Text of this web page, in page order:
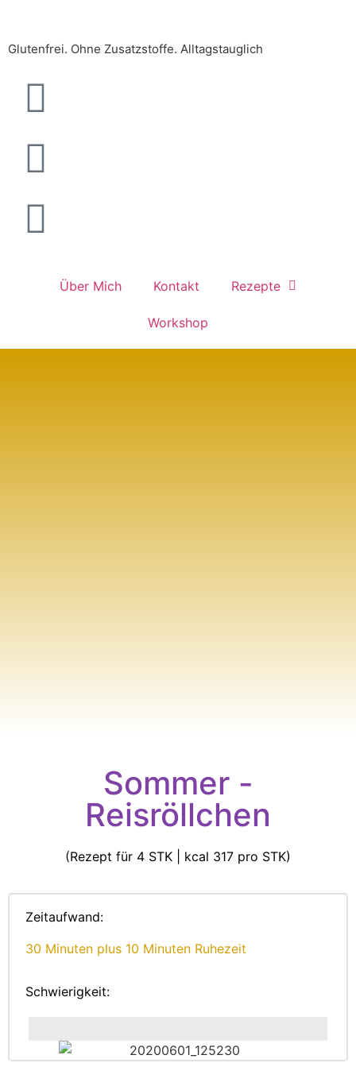
Glutenfrei. Ohne Zusatzstoffe. Alltagstauglich
Über Mich Kontakt Rezepte
Workshop
Sommer -
Reisröllchen
(Rezept für 4 STK | kcal 317 pro STK)
Zeitaufwand:
30 Minuten plus 10 Minuten Ruhezeit
Schwierigkeit: